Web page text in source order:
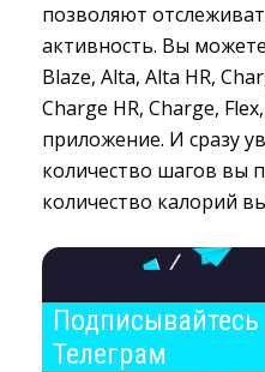
позволяют
активность. Вы
Blaze, Alta, Alta HR,
Charge HR, Charge,
приложение. И сразу
количество шагов вы
количество калорий
Телеграм